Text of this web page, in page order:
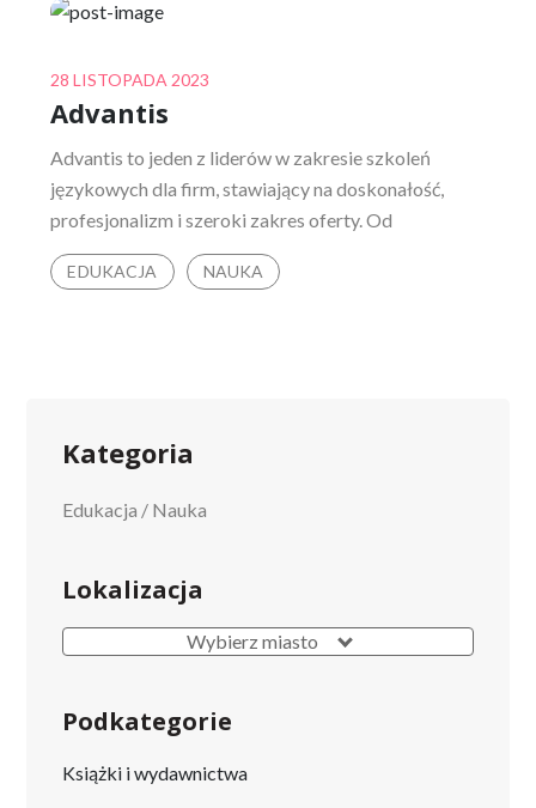
Posted
on
28 LISTOPADA 2023
Advantis
Advantis to jeden z liderów w zakresie szkoleń
językowych dla firm, stawiający na doskonałość,
profesjonalizm i szeroki zakres oferty. Od
EDUKACJA NAUKA
Kategoria
Edukacja / Nauka
Lokalizacja
Wybierz miasto
Podkategorie
Książki i wydawnictwa